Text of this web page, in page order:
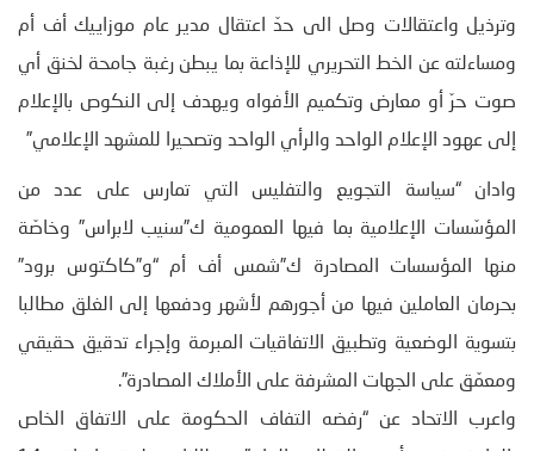
وترذيل واعتقالات وصل الى حدّ اعتقال مدير عام موزاييك أف أم
ومساءلته عن الخط التحريري للإذاعة بما يبطن رغبة جامحة لخنق أي
صوت حرّ أو معارض وتكميم الأفواه ويهدف إلى النكوص بالإعلام
إلى عهود الإعلام الواحد والرأي الواحد وتصحيرا للمشهد الإعلامي”
وادان “سياسة التجويع والتفليس التي تمارس على عدد من
المؤسّسات الإعلامية بما فيها العمومية ك”سنيب لابراس” وخاصّة
منها المؤسسات المصادرة ك”شمس أف أم “و”كاكتوس برود”
بحرمان العاملين فيها من أجورهم لأشهر ودفعها إلى الغلق مطالبا
بتسوية الوضعية وتطبيق الاتفاقيات المبرمة وإجراء تدقيق حقيقي
ومعمّق على الجهات المشرفة على الأملاك المصادرة”.
واعرب الاتحاد عن “رفضه التفاف الحكومة على الاتفاق الخاص